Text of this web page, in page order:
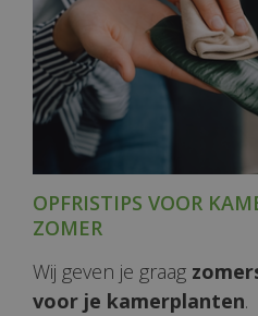
OPFRISTIPS VOOR
ZOMER
Wij geven je graag
voor je kamerplanten.